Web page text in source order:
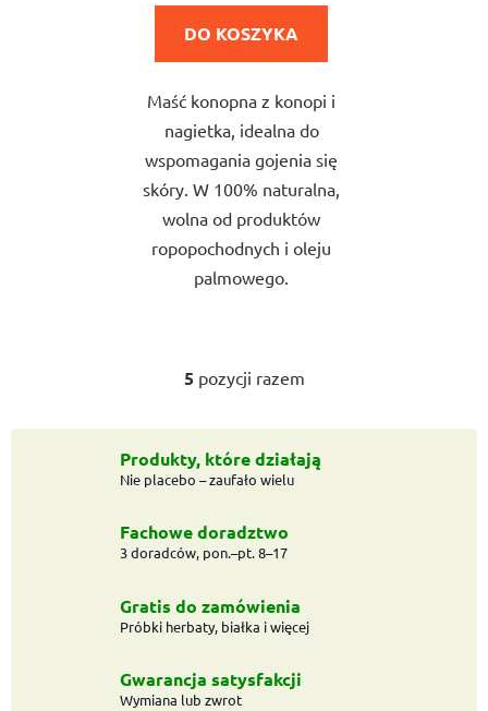
5,0
na
gwiazdek.
DO KOSZYKA
Maść konopna z konopi i
nagietka, idealna do
wspomagania gojenia się
skóry. W 100% naturalna,
wolna od produktów
ropopochodnych i oleju
palmowego.
K
n
t
r
l
k
l
i
t
5pozycji razem
Produkty, które działają
Nie placebo – zaufało wielu
Fachowe doradztwo
3 doradców, pon.–pt. 8–17
Gratis do zamówienia
Próbki herbaty, białka i więcej
Gwarancja satysfakcji
Wymiana lub zwrot